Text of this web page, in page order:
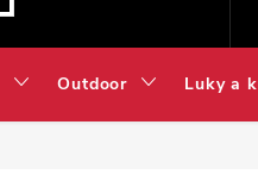
Outdoor Luky a